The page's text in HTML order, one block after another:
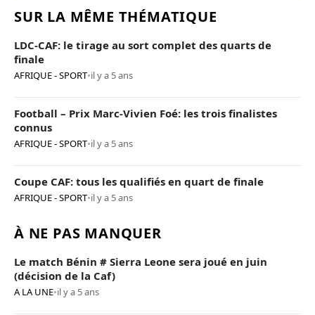
SUR LA MÊME THÉMATIQUE
LDC-CAF: le tirage au sort complet des quarts de
finale
AFRIQUE - SPORT•il y a 5 ans
Football – Prix Marc-Vivien Foé: les trois finalistes
connus
AFRIQUE - SPORT•il y a 5 ans
Coupe CAF: tous les qualifiés en quart de finale
AFRIQUE - SPORT•il y a 5 ans
À NE PAS MANQUER
Le match Bénin # Sierra Leone sera joué en juin
(décision de la Caf)
A LA UNE•il y a 5 ans